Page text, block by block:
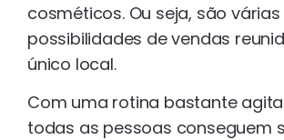
cosméticos. Ou seja, são várias
possibilidades de vendas
único local.
Com uma rotina bastante
todas as pessoas conseguem